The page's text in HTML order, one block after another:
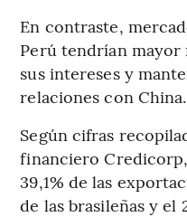
En contraste,
Perú tendrían mayor
sus intereses y
relaciones con China.
Según cifras
financiero
39,1% de las
de las brasileñas y el